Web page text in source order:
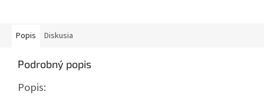
Popis Diskusia
Podrobný popis
Popis: